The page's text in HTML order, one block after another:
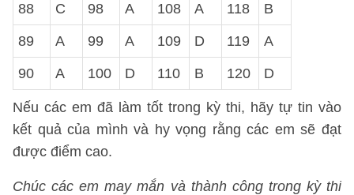
88 C 98 A 108 A 118 B
89 A 99 A 109 D 119 A
90 A 100 D 110 B 120 D
Nếu các em đã làm tốt trong kỳ thi, hãy tự tin vào
kết quả của mình và hy vọng rằng các em sẽ đạt
được điểm cao.
Chúc các em may mắn và thành công trong kỳ thi